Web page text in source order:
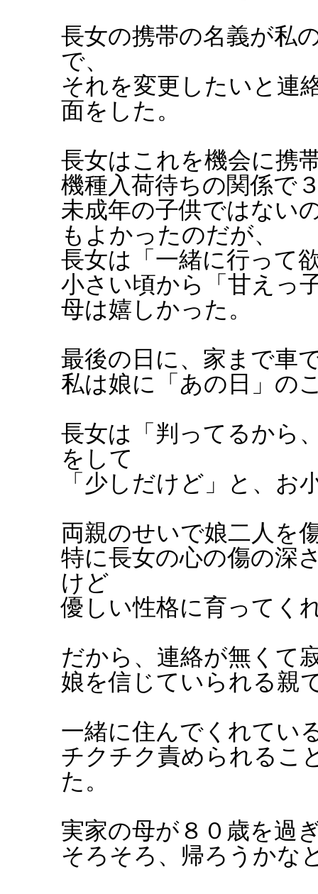
長女の携帯の名義が私
で、
それを変更したいと連
面をした。
長女はこれを機会に携
機種入荷待ちの関係で
未成年の子供ではない
もよかったのだが、
長女は「一緒に行って
小さい頃から「甘えっ
母は嬉しかった。
最後の日に、家まで車
私は娘に「あの日」の
長女は「判ってるから
をして
「少しだけど」と、お
両親のせいで娘二人を
特に長女の心の傷の深
けど
優しい性格に育ってく
だから、連絡が無くて
娘を信じていられる親
一緒に住んでくれてい
チクチク責められるこ
た。
実家の母が８０歳を過
そろそろ、帰ろうかな